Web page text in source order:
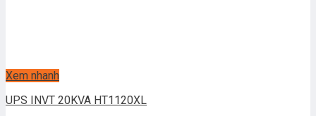
Xem nhanh
UPS INVT 20KVA HT1120XL